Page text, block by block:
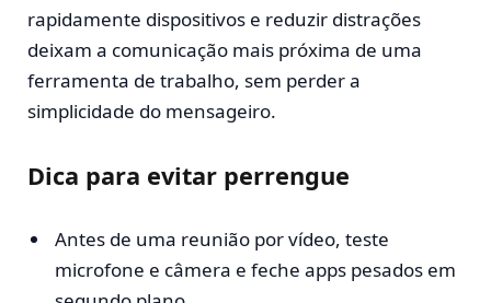
rapidamente dispositivos e reduzir distrações
deixam a comunicação mais próxima de uma
ferramenta de trabalho, sem perder a
simplicidade do mensageiro.
Dica para evitar perrengue
Antes de uma reunião por vídeo, teste
microfone e câmera e feche apps pesados em